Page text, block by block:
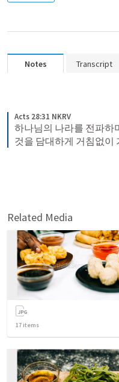
Notes Transcript
Acts 28:31 NKRV
하나님의 나라를 전파하
것을 담대하게 거침없이
Related Media
17 items